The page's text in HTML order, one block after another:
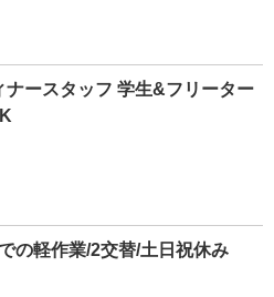
ースタッフ 学生&フリーター
の軽作業/2交替/土日祝休み